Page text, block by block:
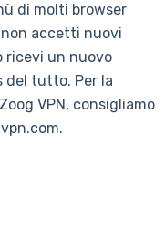
di molti browser
accetti nuovi
ricevi un nuovo
del tutto. Per la
VPN, consigliamo